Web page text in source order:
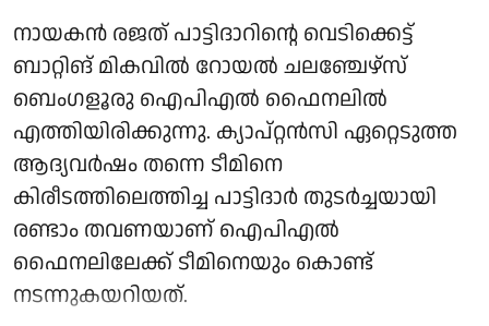
നായകൻ രജത് പാട്ടിദാറിന്റെ വെടിക്കെട്ട്
ബാറ്റിങ് മികവിൽ റോയൽ ചലഞ്ചേഴ്‌സ്
ബെംഗളൂരു ഐപിഎൽ ഫൈനലിൽ
എത്തിയിരിക്കുന്നു. ക്യാപ്റ്റൻസി ഏറ്റെടുത്ത
ആദ്യവർഷം തന്നെ ടീമിനെ
കിരീടത്തിലെത്തിച്ച പാട്ടിദാർ തുടർച്ചയായി
രണ്ടാം തവണയാണ് ഐപിഎൽ
ഫൈനലിലേക്ക് ടീമിനെയും കൊണ്ട്
നടന്നുകയറിയത്.